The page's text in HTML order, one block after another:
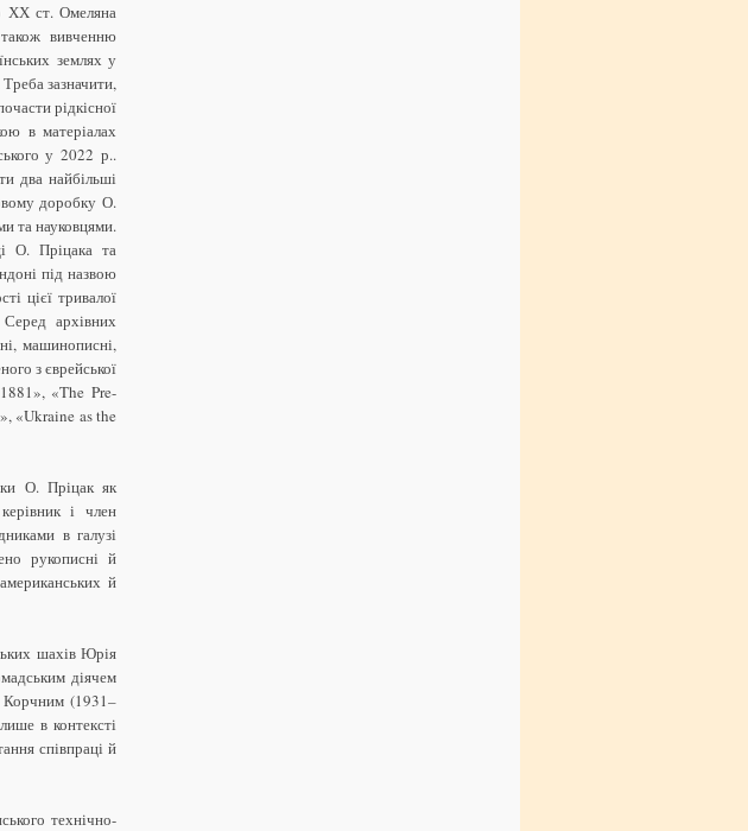
ХХ ст. Омеляна
вивченню
землях у
зазначити,
рідкісної
в матеріалах
у 2022 р..
два найбільші
доробку О.
та науковцями.
О. Пріцака та
під назвою
цієї тривалої
архівних
машинописні,
з єврейської
«The Pre-
«Ukraine as the
О. Пріцак як
і член
в галузі
рукописні й
й
шахів Юрія
діячем
Корчним (1931–
в контексті
співпраці й
технічно-